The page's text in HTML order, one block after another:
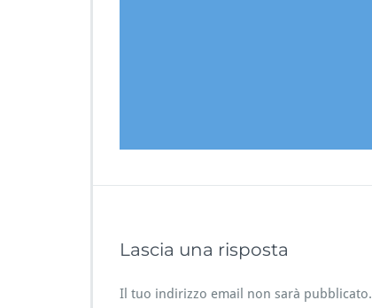
Lascia una risposta
Il tuo indirizzo email non sarà pubblicato.